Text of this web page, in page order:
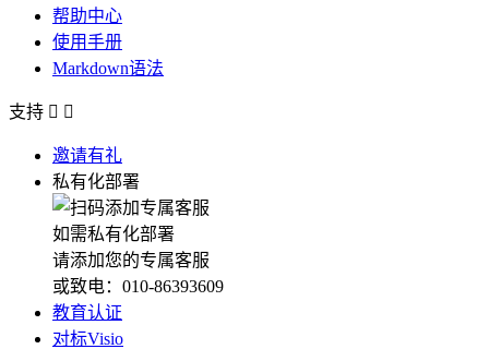
帮助中心
使用手册
Markdown语法
支持  
邀请有礼
私有化部署
如需私有化部署
请添加您的专属客服
或致电：010-86393609
教育认证
对标Visio